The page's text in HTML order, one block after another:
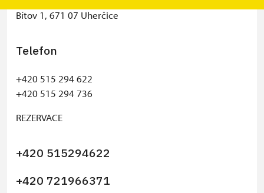
Bítov 1, 671 07 Uherčice
Telefon
+420 515 294 622
+420 515 294 736
REZERVACE
+420 515294622
+420 721966371